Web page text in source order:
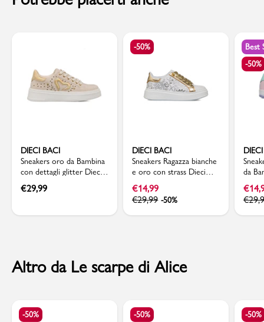
DIECI BACI
Sneakers oro da Bambina
con dettagli glitter Dieci
Baci
€29,99
-50%
DIECI BACI
Sneakers Ragazza bianche
e oro con strass Dieci
Baci
€14,99
€29,99 -50%
Best
-50%
da
Baci
€
€
Altro da Le scarpe di Alice
-50% -50% -50%